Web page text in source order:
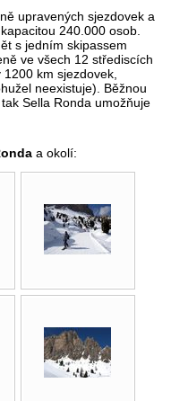
upravených sjezdovek a
240.000 osob.
s jedním skipassem
ve všech 12 střediscích
km sjezdovek,
neexistuje). Běžnou
Sella Ronda umožňuje
a okolí: